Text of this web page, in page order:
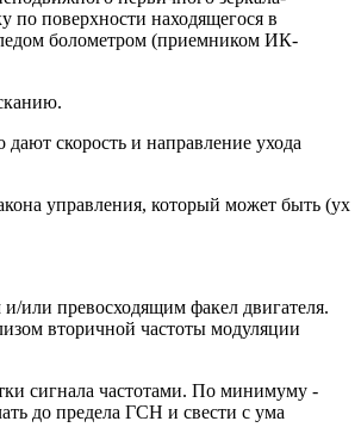
по поверхности находящегося в
болометром (приемником ИК-
скорость и направление ухода
управления, который может быть (ух
или превосходящим факел двигателя.
вторичной частоты модуляции
сигнала частотами. По минимуму -
до предела ГСН и свести с ума